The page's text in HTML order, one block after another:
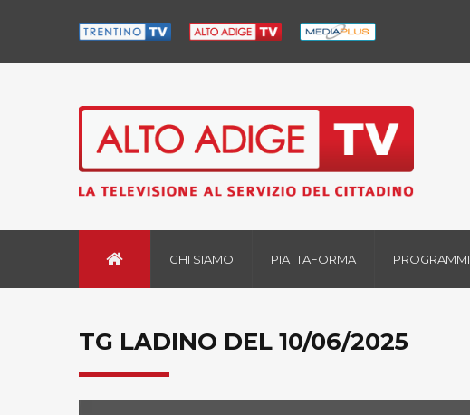
CHI SIAMO PIATTAFORMA PROGRAMMI
TG LADINO DEL 10/06/2025